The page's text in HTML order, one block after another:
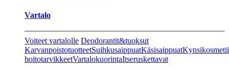
Vartalo
Voiteet vartalolle Deodorantit&tuoksut
KarvanpoistotuotteetSuihkusaippuatKäsisaippuat
hoitotarvikkeetVartalokuorintaItseruskettavat